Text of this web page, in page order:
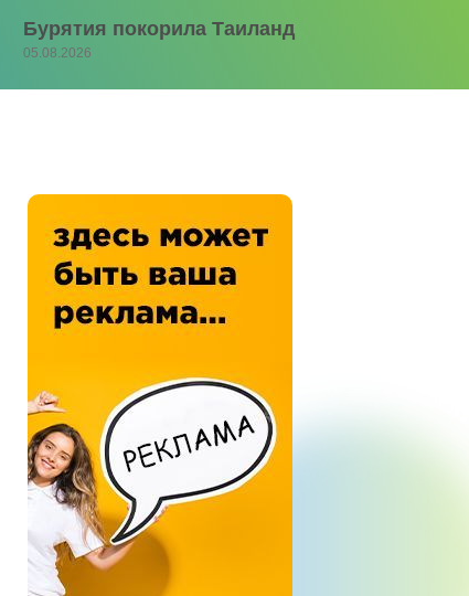
Бурятия покорила Таиланд
05.08.2026